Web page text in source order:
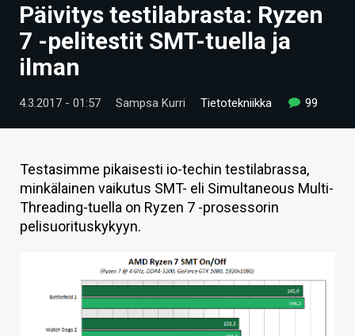
UUTISET
ARTIKKELIT
VIDEOT
TECHBBS
TIETOA
HINTA.FI
KAUPPA
Päivitys testilabrasta: Ryzen
7 -pelitestit SMT-tuella ja
ilman
4.3.2017 - 01:57 Sampsa Kurri Tietotekniikka 99
Testasimme pikaisesti io-techin testilabrassa,
minkälainen vaikutus SMT- eli Simultaneous Multi-
Threading-tuella on Ryzen 7 -prosessorin
pelisuorituskykyyn.